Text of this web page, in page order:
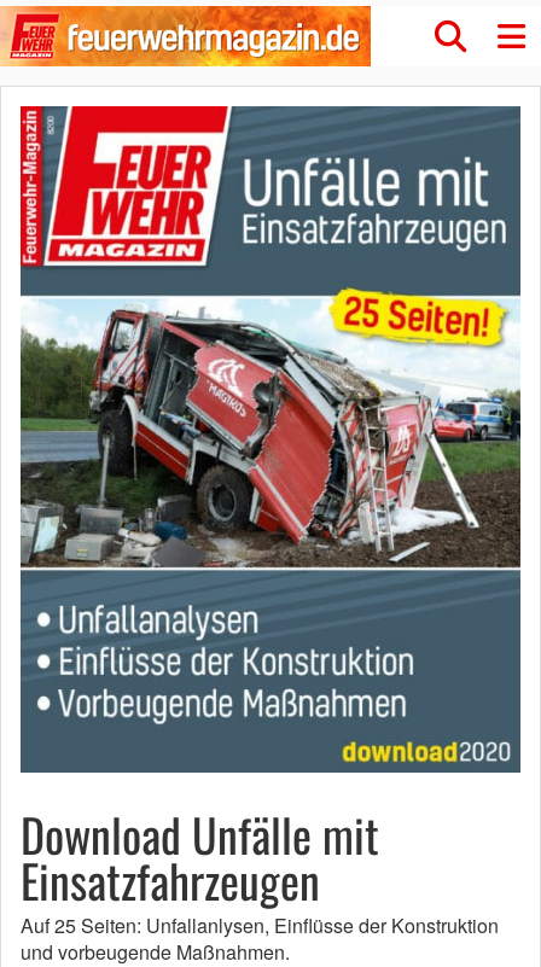
Download Unfälle mit
Einsatzfahrzeugen
Auf 25 Seiten: Unfallanlysen, Einflüsse der Konstruktion
und vorbeugende Maßnahmen.